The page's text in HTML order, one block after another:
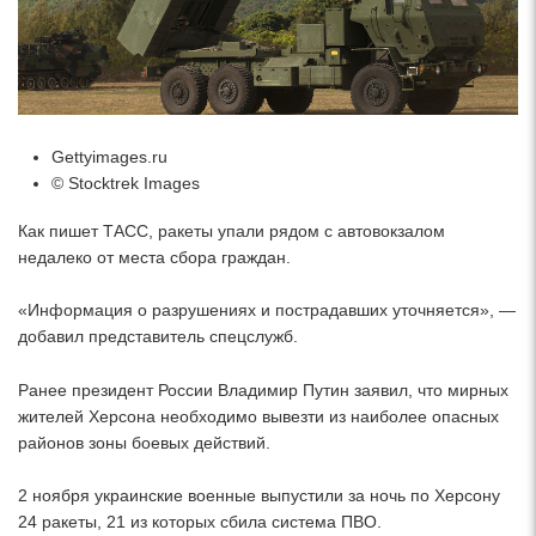
Gettyimages.ru
© Stocktrek Images
Как пишет ТАСС, ракеты упали рядом с автовокзалом
недалеко от места сбора граждан.
«Информация о разрушениях и пострадавших уточняется», —
добавил представитель спецслужб.
Ранее президент России Владимир Путин заявил, что мирных
жителей Херсона необходимо вывезти из наиболее опасных
районов зоны боевых действий.
2 ноября украинские военные выпустили за ночь по Херсону
24 ракеты, 21 из которых сбила система ПВО.